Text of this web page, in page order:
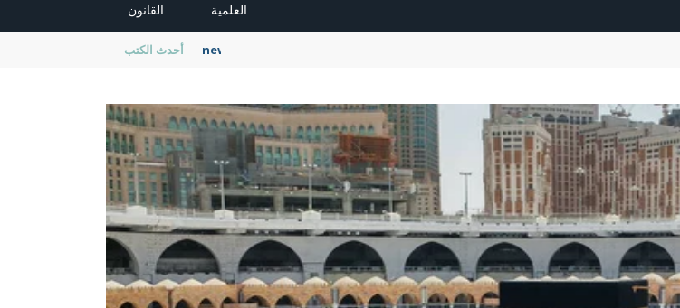
العلمية القانون
أحدث الكتب new cambridge history of islam